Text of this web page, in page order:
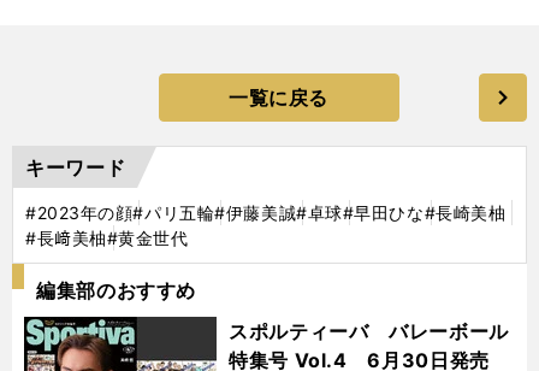
一覧に戻る
キーワード
#2023年の顔#パリ五輪#伊藤美誠#卓球#早田ひな#長崎美柚
#長﨑美柚#黄金世代
編集部のおすすめ
スポルティーバ バレーボール
特集号 Vol.4 6月30日発売